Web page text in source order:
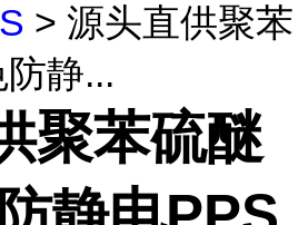
> 源头直供聚苯
静...
聚苯硫醚